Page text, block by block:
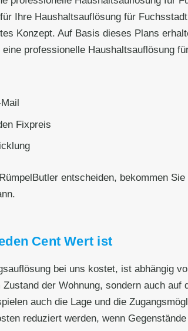
Ihre Haushaltsauflösung für
Konzept. Auf Basis dieses Plans
professionelle Haushaltsauflösung
Fixpreis
entscheiden, bekommen
Cent Wert ist
bei uns kostet, ist abhängig
der Wohnung, sondern auch
auch die Lage und die
reduziert werden, wenn